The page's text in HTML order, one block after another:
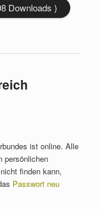
Downloads )
ist online. Alle
persönlichen
finden kann,
Passwort neu